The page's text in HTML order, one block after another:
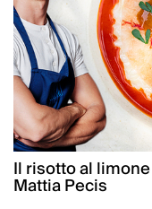
Il risotto al
Mattia Pecis